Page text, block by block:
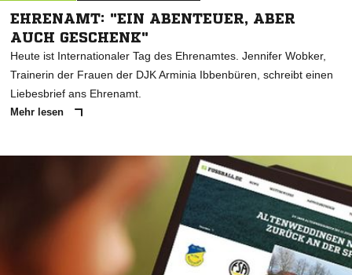
EHRENAMT: "EIN ABENTEUER, ABER
AUCH GESCHENK"
Heute ist Internationaler Tag des Ehrenamtes. Jennifer Wobker,
Trainerin der Frauen der DJK Arminia Ibbenbüren, schreibt einen
Liebesbrief ans Ehrenamt.
Mehr lesen